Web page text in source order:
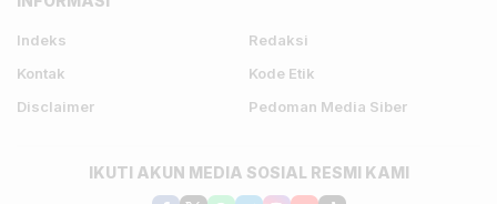
Indeks
Redaksi
Kontak
Kode Etik
Disclaimer
Pedoman Media Siber
IKUTI AKUN MEDIA SOSIAL RESMI KAMI